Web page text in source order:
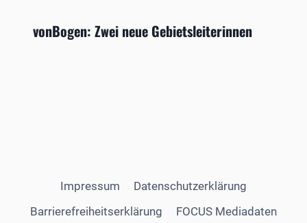
vonBogen: Zwei neue Gebietsleiterinnen
Impressum
Datenschutzerklärung
Barrierefreiheitserklärung
FOCUS Mediadaten